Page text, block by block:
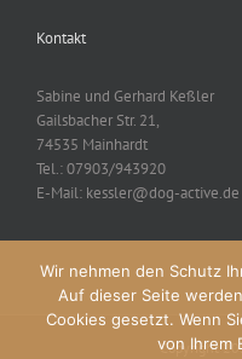
Kontakt
Sabine und Gerhard Keßler
Gailsbacher Str. 21,
74535 Mainhardt
Tel.: 07903/943920
E-Mail: kessler@dog-active.de
Copyright
Wir nehmen den Schutz
Auf dieser Seite
Cookies gesetzt. Wenn
von Ihrem